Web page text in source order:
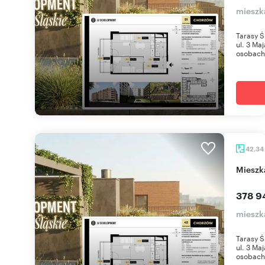
Tarasy
ul. 3
42,34
378
Tarasy
ul. 3